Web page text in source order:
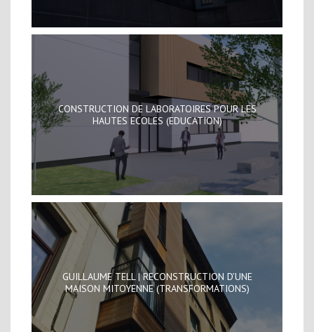
CONSTRUCTION DE LABORATOIRES POUR LES
HAUTES ECOLES (EDUCATION)
GUILLAUME TELL | RECONSTRUCTION D’UNE
MAISON MITOYENNE (TRANSFORMATIONS)